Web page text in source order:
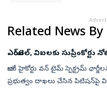
Related News
ఎయిర్‌టెల్, విఐలకు సుప్రీంకోర్టు
బాంబే హైకోర్టు వన్ టైమ్ స్పెక్ట్రమ్
ప్రభుత్వం దాఖలు చేసిన పిటిషన్‌పై